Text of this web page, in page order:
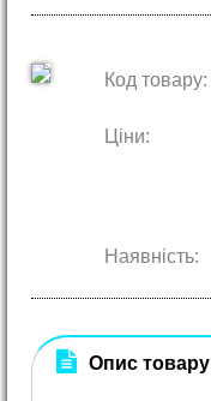
Код товару:
Ціни:
Наявність:
Опис товару